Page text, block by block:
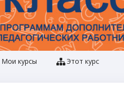
Мои курсы Этот курс